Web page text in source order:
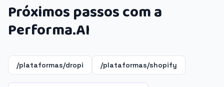
Próximos passos com a
Performa.AI
/plataformas/dropi /plataformas/shopify